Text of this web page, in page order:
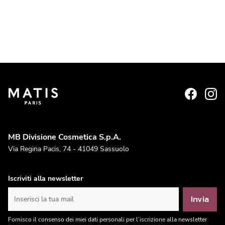
MB Divisione Cosmetica S.p.A.
Via Regina Pacis, 74 - 41049 Sassuolo
Iscriviti alla newsletter
Inserisci la tua mail Invia
Fornisco il consenso dei miei dati personali per l’iscrizione alla newsletter